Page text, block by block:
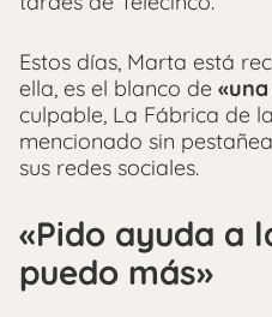
Estos días, Marta está
ella, es el blanco de
culpable, La Fábrica de
mencionado sin
sus redes sociales.
«Pido ayuda a
puedo más»